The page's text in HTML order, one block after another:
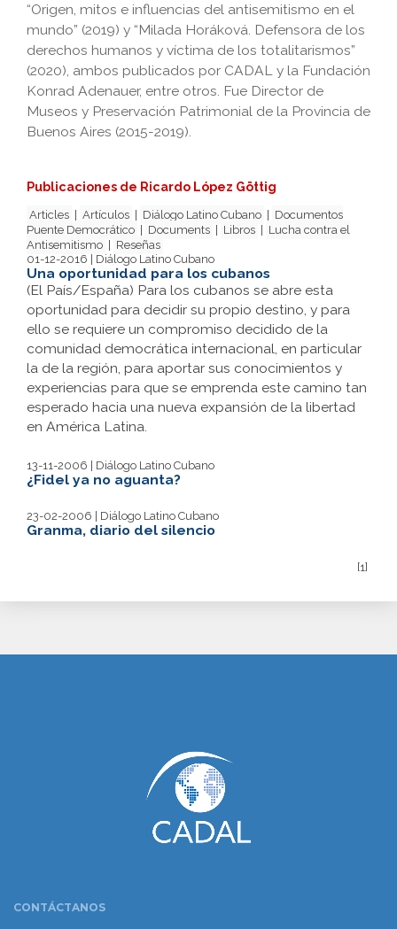
“Origen, mitos e influencias del antisemitismo en el
mundo” (2019) y “Milada Horáková. Defensora de los
derechos humanos y víctima de los totalitarismos”
(2020), ambos publicados por CADAL y la Fundación
Konrad Adenauer, entre otros. Fue Director de
Museos y Preservación Patrimonial de la Provincia de
Buenos Aires (2015-2019).
Publicaciones de Ricardo López Göttig
Articles Artículos Diálogo Latino Cubano
Documentos
Puente Democrático
Documents Libros
Lucha contra el
Antisemitismo
Reseñas
01-12-2016 | Diálogo Latino Cubano
Una oportunidad para los cubanos
(El País/España) Para los cubanos se abre esta
oportunidad para decidir su propio destino, y para
ello se requiere un compromiso decidido de la
comunidad democrática internacional, en particular
la de la región, para aportar sus conocimientos y
experiencias para que se emprenda este camino tan
esperado hacia una nueva expansión de la libertad
en América Latina.
13-11-2006 | Diálogo Latino Cubano
¿Fidel ya no aguanta?
23-02-2006 | Diálogo Latino Cubano
Granma, diario del silencio
[1]
CONTÁCTANOS